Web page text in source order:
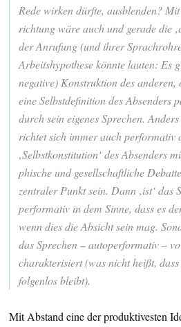
Rede wirken dürfte, ausblenden?
rich­tung wäre auch und gerade die
der Anru­fung (und ihrer
Arbeits­hy­po­these könnte lauten: Es
nega­tive) Konstruk­tion des anderen,
eine Selbst­de­fi­ni­tion des Absen­ders
durch sein eigenes Spre­chen.
richtet sich immer auch perfor­mativ
‚Selbst­kon­sti­tu­tion‘ des Absen­ders
phi­sche und gesell­schaft­liche
zentraler Punkt sein. Dann ‚ist‘ das
perfor­mativ in dem Sinne, dass es
wenn dies die Absicht sein mag.
das Spre­chen – auto­per­for­mativ –
charak­te­ri­siert (was nicht heißt,
folgenlos bleibt).
Mit Abstand eine der produktivesten